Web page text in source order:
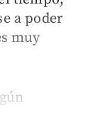
a poder
muy